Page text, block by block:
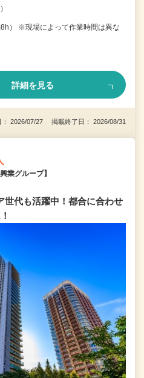
） ※現場によって作業時間は異な
詳細を見る
： 2026/07/27 掲載終了日： 2026/08/31
業グループ】
世代も活躍中！都合に合わせ